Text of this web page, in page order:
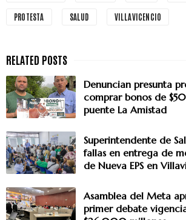
PROTESTA SALUD VILLAVICENCIO
Denuncian presunta
comprar bonos de
puente La Amistad
Superintendente de
fallas en entrega de
de Nueva EPS en
Asamblea del Meta
primer debate